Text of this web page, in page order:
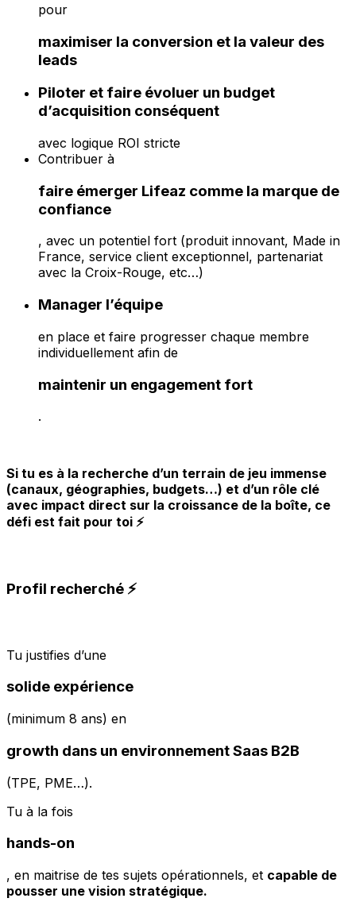
pour
maximiser la conversion et la valeur des
leads
Piloter et faire évoluer un budget
d’acquisition conséquent
avec logique ROI stricte
Contribuer à
faire émerger Lifeaz comme la marque de
confiance
, avec un potentiel fort (produit innovant, Made in
France, service client exceptionnel, partenariat
avec la Croix-Rouge, etc…)
Manager l’équipe
en place et faire progresser chaque membre
individuellement afin de
maintenir un engagement fort
.
Si tu es à la recherche d’un terrain de jeu immense
(canaux, géographies, budgets…) et d’un rôle clé
avec impact direct sur la croissance de la boîte, ce
défi est fait pour toi ⚡️
Profil recherché ⚡️
Tu justifies d’une
solide expérience
(minimum 8 ans) en
growth dans un environnement Saas B2B
(TPE, PME…).
Tu à la fois
hands-on
, en maitrise de tes sujets opérationnels, et capable de
pousser une vision stratégique.